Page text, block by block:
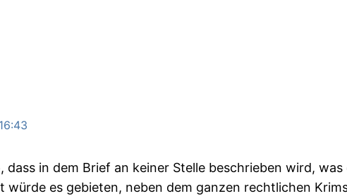
dass in dem Brief an keiner Stelle beschrieben wird,
würde es gebieten, neben dem ganzen rechtlichen